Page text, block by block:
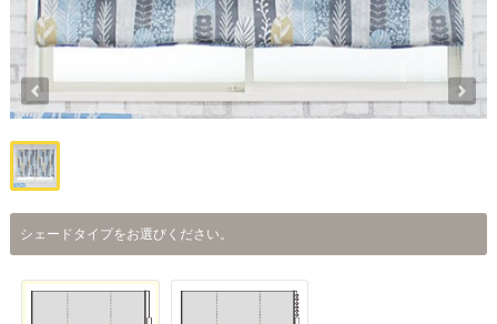
シェードタイプをお選びください。